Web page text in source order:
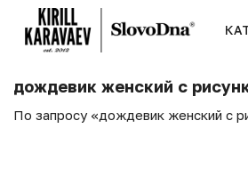
дождевик женский с
По запросу «дождевик женский с